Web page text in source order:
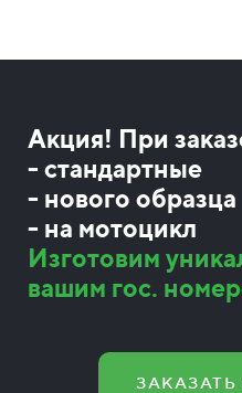
Акция! При
- стандартные
- нового образца
- на мотоцикл
Изготовим
вашим гос.